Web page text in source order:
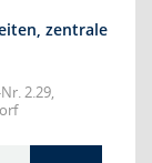
zentrale
2.29,